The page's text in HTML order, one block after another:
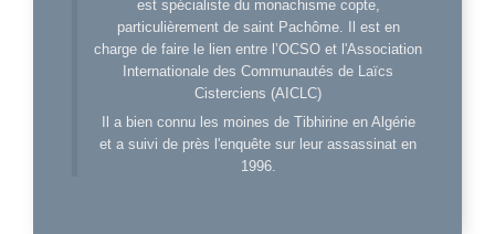
est spécialiste du monachisme copte,
particulièrement de saint Pachôme. Il est en
charge de faire le lien entre l’OCSO et l'Association
Internationale des Communautés de Laïcs
Cisterciens (AICLC)
Il a bien connu les moines de Tibhirine en Algérie
et a suivi de près l'enquête sur leur assassinat en
1996.